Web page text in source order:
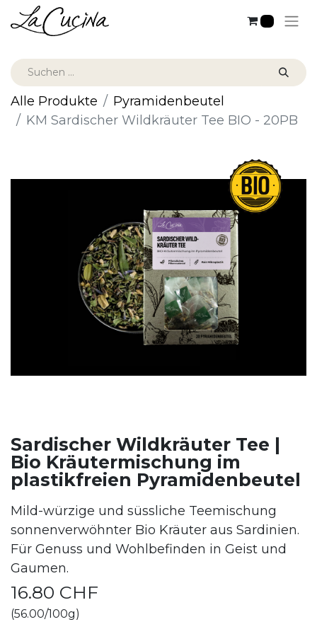
Alle Produkte
Pyramidenbeutel
KM Sardischer Wildkräuter Tee BIO - 20PB
Sardischer Wildkräuter Tee |
Bio Kräutermischung im
plastikfreien Pyramidenbeutel
Mild-würzige und süssliche Teemischung
sonnenverwöhnter Bio Kräuter aus Sardinien.
Für Genuss und Wohlbefinden in Geist und
Gaumen.
16.80 CHF
(56.00/100g)